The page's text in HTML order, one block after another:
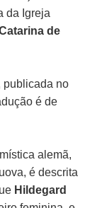
da Igreja
de
publicada no
é de
alemã,
é descrita
Hildegard